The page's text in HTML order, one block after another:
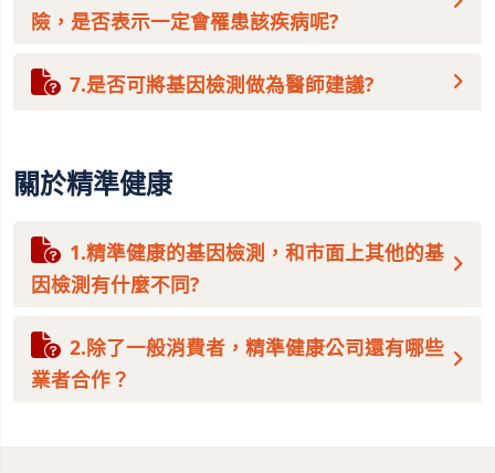
險，是否表示一定會罹患該疾病呢?
7.是否可將基因檢測做為醫師建議?
關於精準健康
1.精準健康的基因檢測，和市面上其他的基
因檢測有什麼不同?
2.除了一般消費者，精準健康公司還有哪些
業者合作？